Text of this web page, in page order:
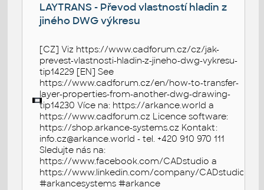
LAYTRANS - Převod vlastností hladin z
jiného DWG výkresu
[CZ] Viz https://www.cadforum.cz/cz/jak-
prevest-vlastnosti-hladin-z-jineho-dwg-vykresu-
tip14229 [EN] See
https://www.cadforum.cz/en/how-to-transfer-
layer-properties-from-another-dwg-drawing-
tip14230 Více na: https://arkance.world a
https://www.cadforum.cz Licence software:
https://shop.arkance-systems.cz Kontakt:
info.cz@arkance.world - tel. +420 910 970 111
Sledujte nás na:
https://www.facebook.com/CADstudio a
https://www.linkedin.com/company/CADstudio
#arkancesystems #arkance